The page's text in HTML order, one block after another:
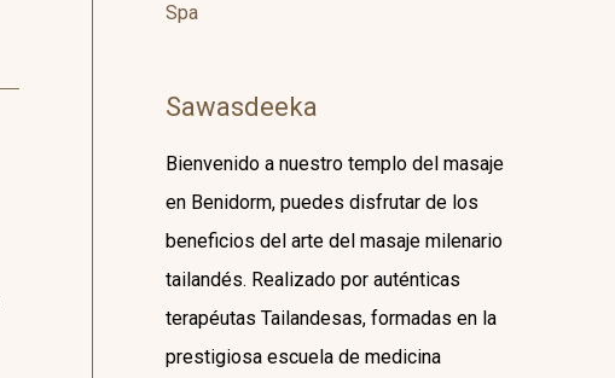
Spa
Sawasdeeka
Bienvenido a nuestro templo del masaje
en Benidorm, puedes disfrutar de los
beneficios del arte del masaje milenario
tailandés. Realizado por auténticas
terapéutas Tailandesas, formadas en la
prestigiosa escuela de medicina